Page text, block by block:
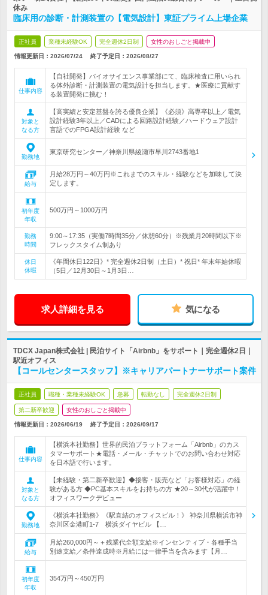
休み
臨床用の診断・計測装置の【電気設計】東証プライム上場企業
正社員 業種未経験OK 完全週休2日制 女性のおしごと掲載中
情報更新日：2026/07/24 終了予定日： 2026/08/27
仕事内容
【自社開発】バイオサイエンス事業部にて、臨床検査に用いられ
る体外診断・計測装置の電気設計を担当します。★医療に貢献す
る装置開発に挑む！
対象と
なる方
【高実績と安定基盤を誇る優良企業】《必須》高専卒以上／電気
設計経験3年以上／CADによる回路設計経験／ハードウェア設計
言語でのFPGA設計経験 など
勤務地
東京研究センター／神奈川県綾瀬市早川2743番地1
給与
月給28万円～40万円※これまでのスキル・経験などを加味して決
定します。
初年度
年収
500万円～1000万円
勤務
時間
9:00～17:35（実働7時間35分／休憩60分）※残業月20時間以下※
フレックスタイム制あり
休日
休暇
《年間休日122日》* 完全週休2日制（土日）* 祝日* 年末年始休暇
（5日／12月30日～1月3日…
求人詳細を見る 気になる
TDCX Japan株式会社 | 民泊サイト「Airbnb」をサポート｜完全週休2日｜
駅近オフィス
【コールセンタースタッフ】※キャリアパートナーサポート案件
正社員 職種・業種未経験OK 急募 転勤なし 完全週休2日制
第二新卒歓迎 女性のおしごと掲載中
情報更新日：2026/06/19 終了予定日： 2026/09/17
仕事内容
【横浜本社勤務】世界的民泊プラットフォーム「Airbnb」のカス
タマーサポート★電話・メール・チャットでのお問い合わせ対応
を日本語で行います。
対象と
なる方
【未経験・第二新卒歓迎】◆接客・販売など「お客様対応」の経
験がある方 ◆PC基本スキルをお持ちの方 ★20～30代が活躍中！
オフィスワークデビュー
勤務地
《横浜本社勤務》《駅直結のオフィスビル！》 神奈川県横浜市神
奈川区金港町1‐7 横浜ダイヤビル 【…
給与
月給260,000円～＋残業代全額支給※インセンティブ・各種手当
別途支給／条件達成時※月給には一律手当を含みます【月…
初年度
年収
354万円～450万円